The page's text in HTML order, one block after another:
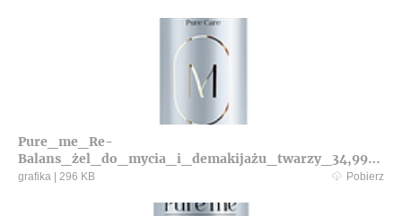
Pure_me_Re-
Balans_żel_do_mycia_i_demakijażu_twarzy_34,99zł.
png
grafika 296 KB Pobierz